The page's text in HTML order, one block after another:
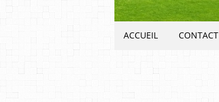
ACCUEIL CONTACT